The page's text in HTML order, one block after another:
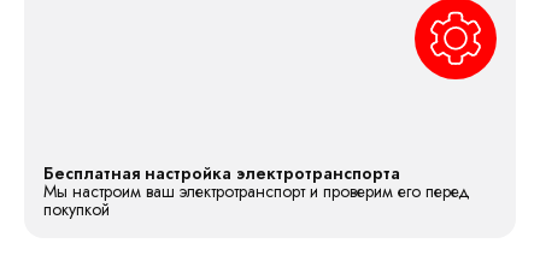
Бесплатная настройка электротранспорта
Мы настроим ваш электротранспорт и проверим его перед
покупкой